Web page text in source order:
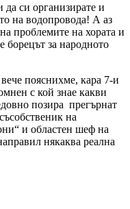
си организирате и
на водопровода! А аз
проблемите на хората и
борецът за народното
пояснихме, кара 7-и
с кой знае какви
позира прегърнат
на
и областен шеф на
някаква реална